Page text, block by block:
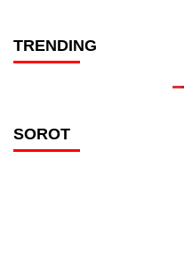
TRENDING
SOROT